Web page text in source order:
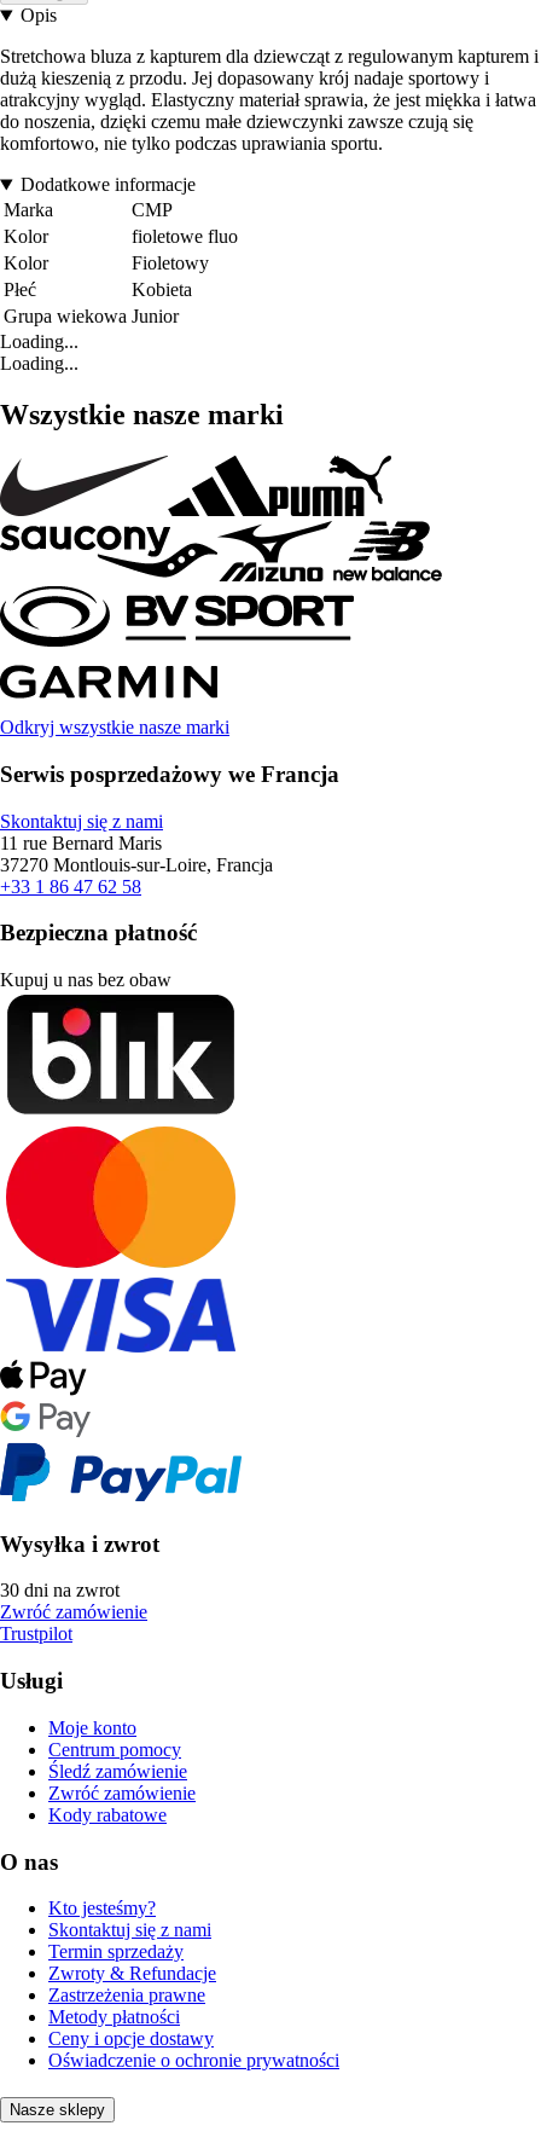
Opis
Stretchowa bluza z kapturem dla dziewcząt z regulowanym kapturem i
dużą kieszenią z przodu. Jej dopasowany krój nadaje sportowy i
atrakcyjny wygląd. Elastyczny materiał sprawia, że jest miękka i łatwa
do noszenia, dzięki czemu małe dziewczynki zawsze czują się
komfortowo, nie tylko podczas uprawiania sportu.
Dodatkowe informacje
Marka
CMP
Kolor
fioletowe fluo
Kolor
Fioletowy
Płeć
Kobieta
Grupa wiekowa Junior
Loading...
Loading...
Wszystkie nasze marki
Odkryj wszystkie nasze marki
Serwis posprzedażowy we Francja
Skontaktuj się z nami
11 rue Bernard Maris
37270 Montlouis-sur-Loire, Francja
+33 1 86 47 62 58
Bezpieczna płatność
Kupuj u nas bez obaw
Wysyłka i zwrot
30 dni na zwrot
Zwróć zamówienie
Trustpilot
Usługi
Moje konto
Centrum pomocy
Śledź zamówienie
Zwróć zamówienie
Kody rabatowe
O nas
Kto jesteśmy?
Skontaktuj się z nami
Termin sprzedaży
Zwroty & Refundacje
Zastrzeżenia prawne
Metody płatności
Ceny i opcje dostawy
Oświadczenie o ochronie prywatności
Nasze sklepy